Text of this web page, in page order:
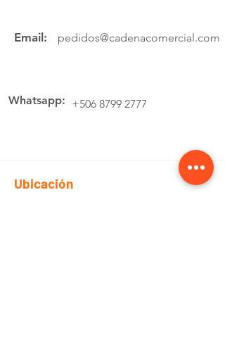
Email: pedidos@cadenacomercial.com
Whatsapp: +506 8799 2777
Ubicación